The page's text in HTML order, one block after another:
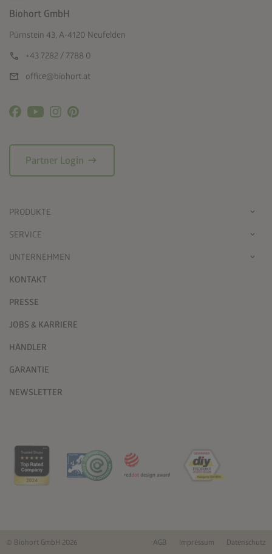
Biohort GmbH
Pürnstein 43, A-4120 Neufelden
call +43 7282 / 7788 0
mail office@biohort.at
Partner Login arrow_right_alt
PRODUKTE
SERVICE
UNTERNEHMEN
KONTAKT
PRESSE
JOBS & KARRIERE
HÄNDLER
GARANTIE
NEWSLETTER
© Biohort GmbH 2026 AGB Impressum Datenschutz